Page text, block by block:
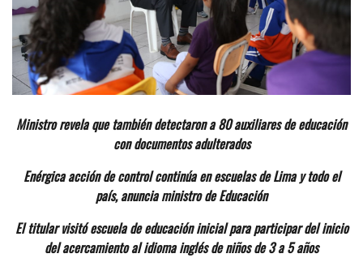
Ministro revela que también detectaron a 80 auxiliares de educación
con documentos adulterados
Enérgica acción de control continúa en escuelas de Lima y todo el
país, anuncia ministro de Educación
El titular visitó escuela de educación inicial para participar del inicio
del acercamiento al idioma inglés de niños de 3 a 5 años